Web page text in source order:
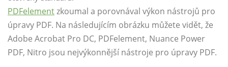
PDFelementzkoumal a porovnával výkon nástrojů pro
úpravy PDF. Na následujícím obrázku můžete vidět, že
Adobe Acrobat Pro DC, PDFelement, Nuance Power
PDF, Nitro jsou nejvýkonnější nástroje pro úpravy PDF.